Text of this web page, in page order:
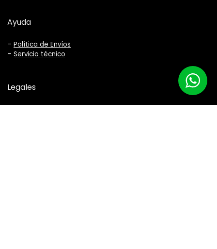
Ayuda
– Política de Envíos
– Servicio técnico
Legales